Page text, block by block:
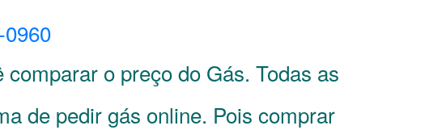
comparar o preço do Gás. Todas as
de pedir gás online. Pois comprar